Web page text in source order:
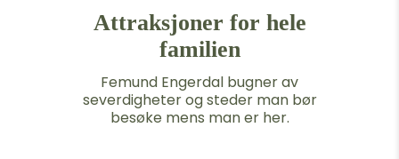
Attraksjoner for hele
familien
Femund Engerdal bugner av
severdigheter og steder man bør
besøke mens man er her.